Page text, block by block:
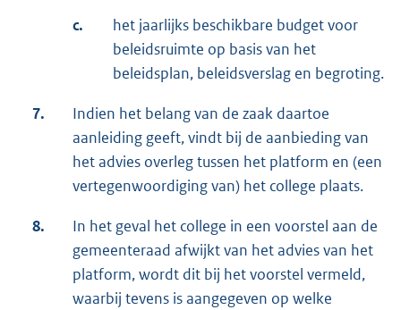
c.
het jaarlijks beschikbare budget voor
beleidsruimte op basis van het
beleidsplan, beleidsverslag en begroting.
7.
Indien het belang van de zaak daartoe
aanleiding geeft, vindt bij de aanbieding van
het advies overleg tussen het platform en (een
vertegenwoordiging van) het college plaats.
8.
In het geval het college in een voorstel aan de
gemeenteraad afwijkt van het advies van het
platform, wordt dit bij het voorstel vermeld,
waarbij tevens is aangegeven op welke